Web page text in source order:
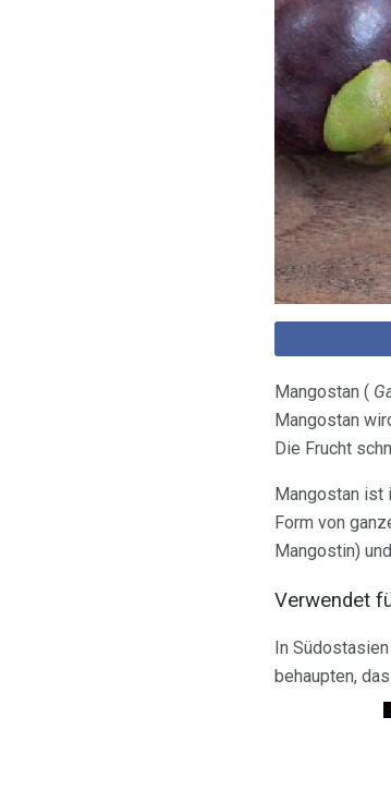
Mangostan (
Mangostan
Die Frucht
Mangostan ist
Form von
Mangostin)
Verwendet
In
behaupten,